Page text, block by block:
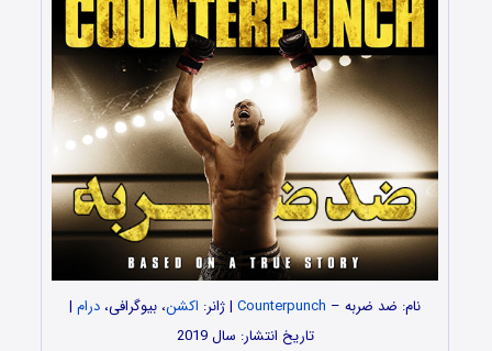
نام: ضد ضربه – Counterpunch | ژانر: اکشن، بیوگرافی، درام |
تاریخ انتشار: سال 2019